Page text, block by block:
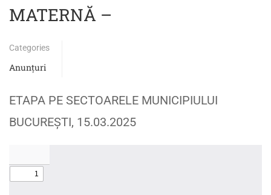
MATERNĂ –
Categories
Anunțuri
ETAPA PE SECTOARELE MUNICIPIULUI
BUCUREȘTI, 15.03.2025